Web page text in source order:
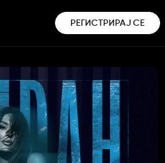
РЕГИСТРИРАЈ СЕ